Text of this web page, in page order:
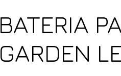
BATERIA
GARDEN